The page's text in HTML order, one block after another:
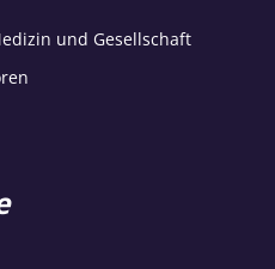
und Gesellschaft